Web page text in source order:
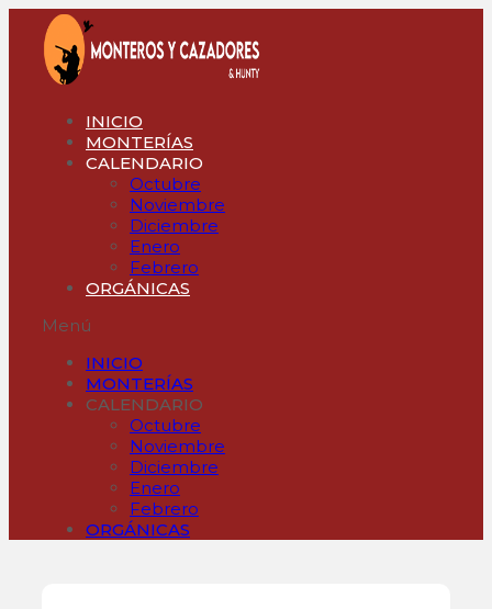
contenido
INICIO
MONTERÍAS
CALENDARIO
Octubre
Noviembre
Diciembre
Enero
Febrero
ORGÁNICAS
Menú
INICIO
MONTERÍAS
CALENDARIO
Octubre
Noviembre
Diciembre
Enero
Febrero
ORGÁNICAS